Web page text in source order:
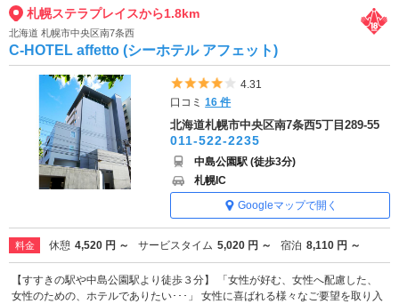
札幌ステラプレイスから1.8km
北海道 札幌市中央区南7条西
C-HOTEL affetto (シーホテル アフェット)
5つ星のうち4
4.31
口コミ16 件
北海道札幌市中央区南7条西5丁目289-55
011-522-2235
中島公園駅 (徒歩3分)
札幌IC
Googleマップで開く
料金 休憩 4,520 円 ～ サービスタイム 5,020 円 ～ 宿泊 8,110 円 ～
【すすきの駅や中島公園駅より徒歩３分】 「女性が好む、女性へ配慮した、
女性のための、ホテルでありたい･･･」 女性に喜ばれる様々なご要望を取り入